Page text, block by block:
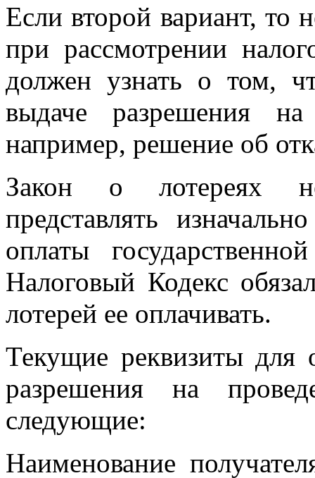
Если второй вариант, то
при рассмотрении
должен узнать о том,
выдаче разрешения
например, решение об
Закон о лотереях не
представлять
оплаты
Налоговый Кодекс
лотерей ее оплачивать.
Текущие реквизиты для
разрешения на
следующие:
Наименование